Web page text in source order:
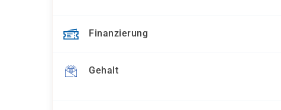
Finanzierung
Gehalt